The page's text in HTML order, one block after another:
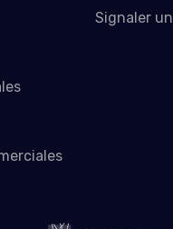
Signaler